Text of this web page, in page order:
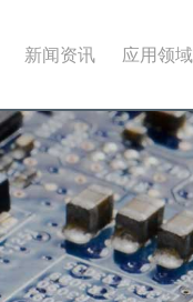
新闻资讯 应用领域